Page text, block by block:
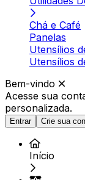
Chá e Café
Panelas
Utensílios
Utensílios
Bem-vindo
Acesse sua
personalizada.
Entrar Crie sua
Início